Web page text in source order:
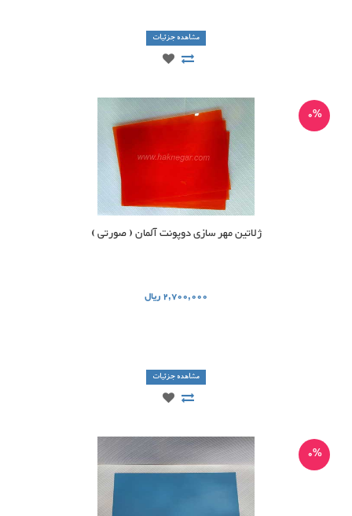
مشاهده جزئیات
ژلاتین مهر سازی دوپونت آلمان ( صورتی )
2,700,000 ریال
0%
مشاهده جزئیات
0%